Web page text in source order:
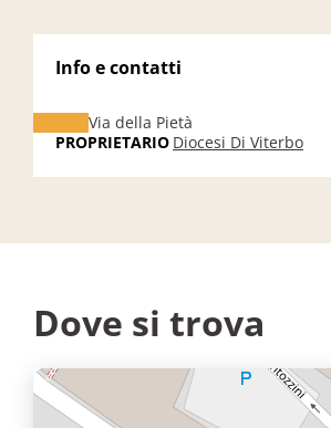
Info e contatti
Via della Pietà
PROPRIETARIO Diocesi Di Viterbo
Dove si trova